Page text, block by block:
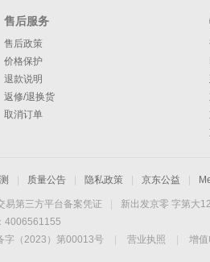
售后服务
售后政策
价格保护
退款说明
返修/退换货
取消订单
质量公告 隐私政策 京东公益
易第三方平台备案凭证
新出发京零 字第大
4006561155
字（2023）第00013号 营业执照
增